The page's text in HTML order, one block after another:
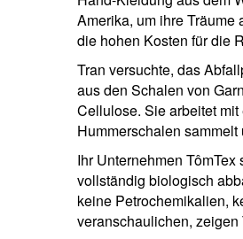
Amerika, um ihre
die hohen Kosten für die
Tran versuchte, das
aus den Schalen von
Cellulose. Sie arbeitet
Hummerschalen
Ihr Unternehmen
vollständig biologisch
keine Petrochemikalien,
veranschaulichen, zeigen